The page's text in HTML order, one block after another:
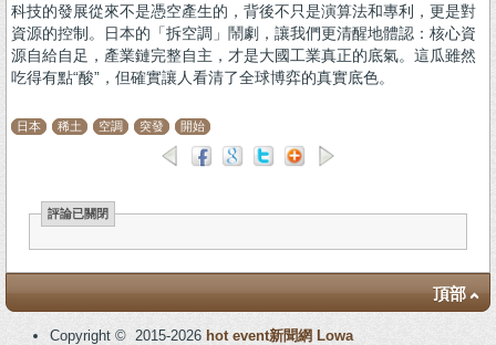
科技的發展從來不是憑空產生的，背後不只是演算法和專利，更是對
資源的控制。日本的「拆空調」鬧劇，讓我們更清醒地體認：核心資
源自給自足，產業鏈完整自主，才是大國工業真正的底氣。這瓜雖然
吃得有點“酸”，但確實讓人看清了全球博弈的真實底色。
日本 稀土 空調 突發 開始
評論已關閉
頂部
Copyright © 2015-2026 hot event新聞網 Lowa